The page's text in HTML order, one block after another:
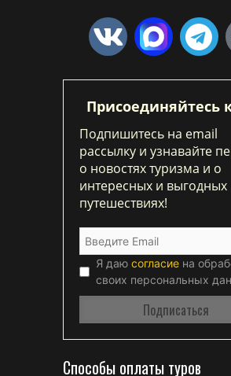
Присоединяйтесь
Подпишитесь на email
рассылку и узнавайте
о новостях туризма и о
интересных и выгодных
путешествиях!
Я даю согласие на
своих персональных
Способы оплаты туров